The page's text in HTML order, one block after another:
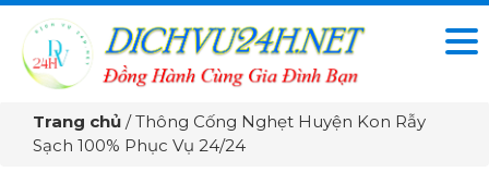
Trang chủ /Thông Cống Nghẹt Huyện Kon Rẫy
Sạch 100% Phục Vụ 24/24